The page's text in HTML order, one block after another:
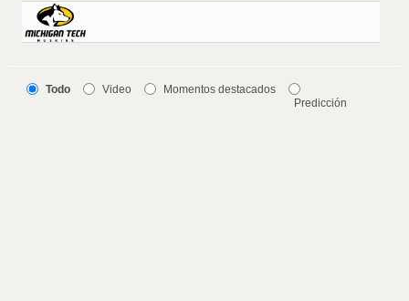
Todo Video
Momentos destacados
Predicción